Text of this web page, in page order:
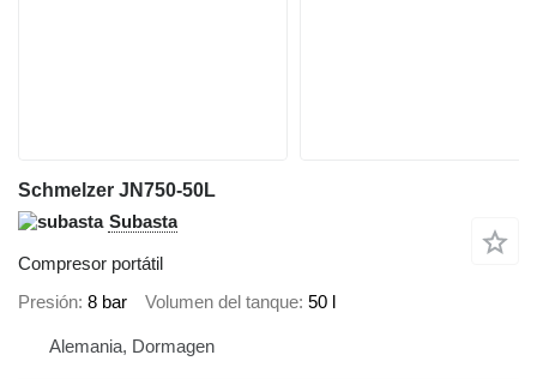
Schmelzer JN750-50L
Subasta
Compresor portátil
Presión 8 bar Volumen del tanque 50 l
Alemania, Dormagen